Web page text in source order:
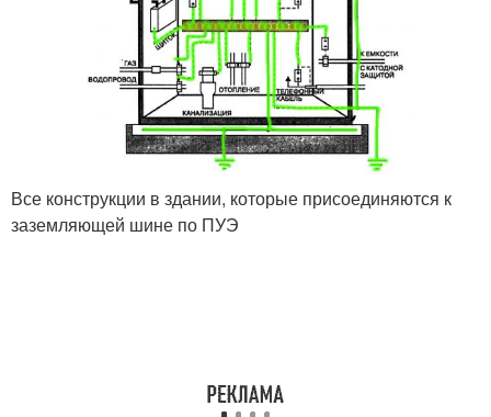
Все конструкции в здании, которые присоединяются к
заземляющей шине по ПУЭ